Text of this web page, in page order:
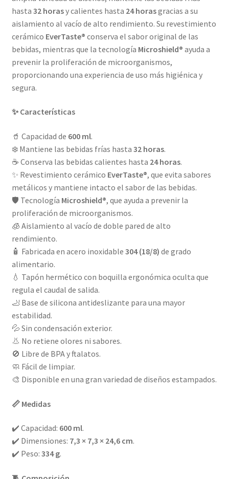
hasta 32 horasy calientes hasta 24 horasgracias a su
aislamiento al vacío de alto rendimiento. Su revestimiento
cerámico EverTaste® conserva el sabor original de las
bebidas, mientras que la tecnología Microshield® ayuda a
prevenir la proliferación de microorganismos,
proporcionando una experiencia de uso más higiénica y
segura.
✨ Características
🥤 Capacidad de 600 ml.
❄️ Mantiene las bebidas frías hasta 32 horas.
☕ Conserva las bebidas calientes hasta 24 horas.
✨ Revestimiento cerámico EverTaste®, que evita sabores
metálicos y mantiene intacto el sabor de las bebidas.
🛡️ Tecnología Microshield®, que ayuda a prevenir la
proliferación de microorganismos.
🧊 Aislamiento al vacío de doble pared de alto
rendimiento.
🧴 Fabricada en acero inoxidable 304 (18/8) de grado
alimentario.
💧 Tapón hermético con boquilla ergonómica oculta que
regula el caudal de salida.
🦶 Base de silicona antideslizante para una mayor
estabilidad.
💦 Sin condensación exterior.
👃 No retiene olores ni sabores.
🚫 Libre de BPA y ftalatos.
🧼 Fácil de limpiar.
🎨 Disponible en una gran variedad de diseños estampados.
📏 Medidas
✔️ Capacidad: 600 ml.
✔️ Dimensiones: 7,3 × 7,3 × 24,6 cm.
✔️ Peso: 334 g.